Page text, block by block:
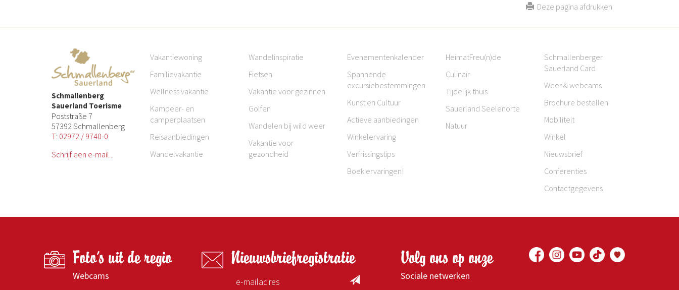
Deze pagina afdrukken
Schmallenberg
Sauerland Toerisme
Poststraße 7
57392 Schmallenberg
T: 02972 / 9740-0
Schrijf een e-mail...
Vakantiewoning
Familievakantie
Wellness vakantie
Kampeer- en
camperplaatsen
Reisaanbiedingen
Wandelvakantie
Wandelinspiratie
Fietsen
Vakantie voor gezinnen
Golfen
Wandelen bij wild weer
Vakantie voor
gezondheid
Evenementenkalender
Spannende
excursiebestemmingen
Kunst en Cultuur
Actieve aanbiedingen
Winkelervaring
Verfrissingstips
Boek ervaringen!
HeimatFreu(n)de
Culinair
Tijdelijk thuis
Sauerland Seelenorte
Natuur
Schmallenberger
Sauerland Card
Weer & webcams
Brochure bestellen
Mobiliteit
Winkel
Nieuwsbrief
Conferenties
Contactgegevens
Foto's uit de regio
Webcams
Nieuwsbriefregistratie Volg ons op onze
Sociale netwerken